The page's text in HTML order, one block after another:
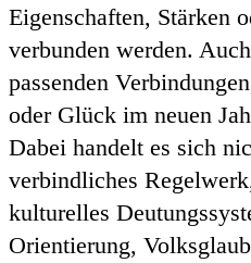
Eigenschaften, Stärken
verbunden werden.
passenden
oder Glück im neuen
Dabei handelt es sich
verbindliches
kulturelles
Orientierung,